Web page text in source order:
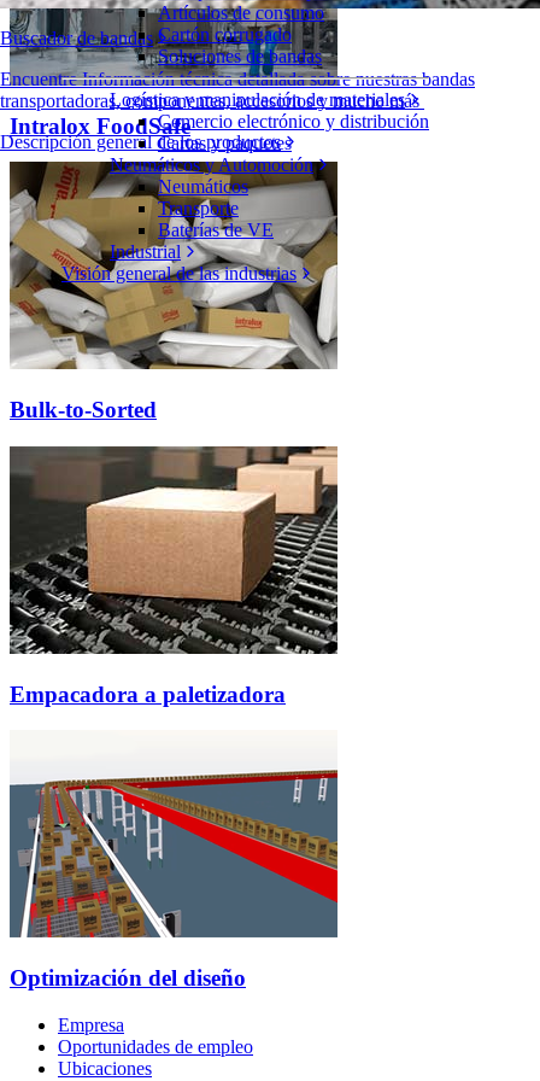
Buscador de bandas
Encuentre Información técnica detallada sobre nuestras bandas
transportadoras, componentes, accesorios y mucho más
Descripción general de los productos
Artículos de consumo
Cartón corrugado
Soluciones de bandas
Logística y manipulación de materiales
Comercio electrónico y distribución
Cartas y paquetes
Neumáticos y Automoción
Neumáticos
Transporte
Baterías de VE
Industrial
Visión general de las industrias
Intralox FoodSafe
Bulk-to-Sorted
Empacadora a paletizadora
Optimización del diseño
Empresa
Oportunidades de empleo
Ubicaciones